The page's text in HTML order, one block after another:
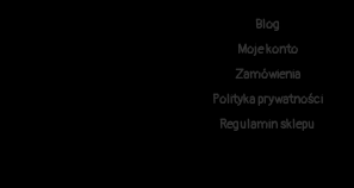
Blog
Moje konto
Zamówienia
Polityka prywatności
Regulamin sklepu